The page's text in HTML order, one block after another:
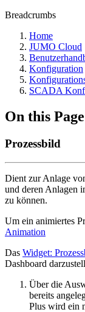
Breadcrumbs
Home
JUMO Cloud
Konfiguration
SCADA
On this Page
Prozessbild
Dient zur Anlage
und deren Anlagen
zu können.
Um ein animiertes
Animation
Das Widget:
Dashboard
Über die
bereits
Plus wird ein